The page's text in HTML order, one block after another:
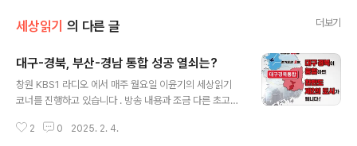
세상읽기 의 다른 글 더보기
대구-경북, 부산-경남 통합 성공 열쇠는?
창원 KBS1 라디오 에서 매주 월요일 이윤기의 세상읽기
코너를 진행하고 있습니다 . 방송 내용과 조금 다른 초고이
9 방송분) 부산-경남 행정구역통합 논의가 지속되고 있
2 0 2025. 2. 4.